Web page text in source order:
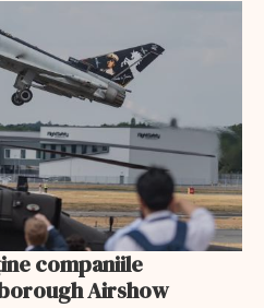
companiile
Airshow